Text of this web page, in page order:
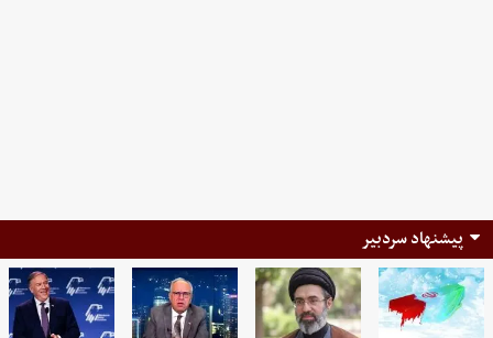
پیشنهاد سردبیر